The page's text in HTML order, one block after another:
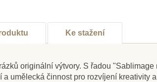
Ke stažení
originální výtvory. S řadou
umělecká činnost pro rozvíjení kreativity